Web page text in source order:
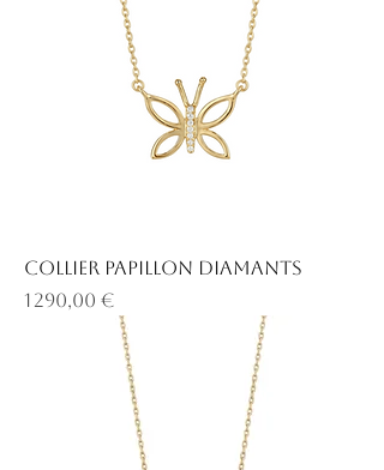
Collier papillon diamants
Prix
1 290,00 €